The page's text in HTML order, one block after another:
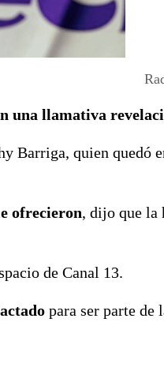
una llamativa
Barriga, quien quedó
ofrecieron, dijo que la
de Canal 13.
para ser parte de